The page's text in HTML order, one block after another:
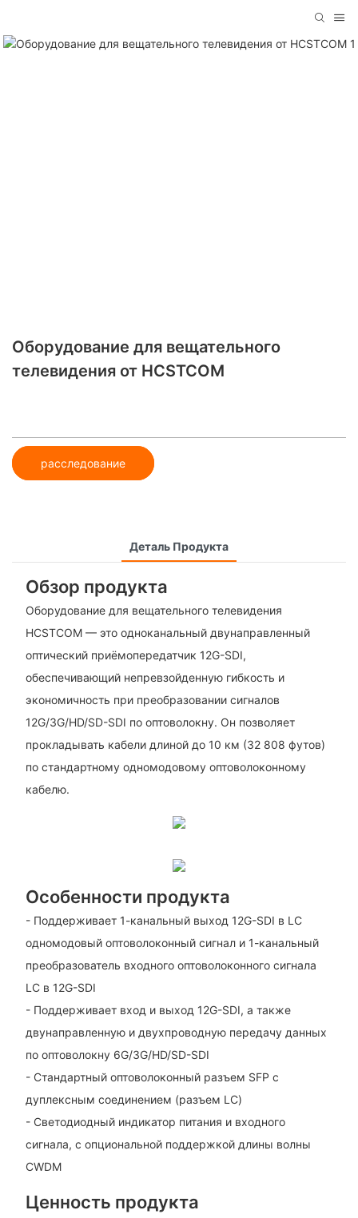
Оборудование для вещательного
телевидения от HCSTCOM
расследование
Деталь Продукта
Обзор продукта
Оборудование для вещательного телевидения
HCSTCOM — это одноканальный двунаправленный
оптический приёмопередатчик 12G-SDI,
обеспечивающий непревзойденную гибкость и
экономичность при преобразовании сигналов
12G/3G/HD/SD-SDI по оптоволокну. Он позволяет
прокладывать кабели длиной до 10 км (32 808 футов)
по стандартному одномодовому оптоволоконному
кабелю.
Особенности продукта
- Поддерживает 1-канальный выход 12G-SDI в LC
одномодовый оптоволоконный сигнал и 1-канальный
преобразователь входного оптоволоконного сигнала
LC в 12G-SDI
- Поддерживает вход и выход 12G-SDI, а также
двунаправленную и двухпроводную передачу данных
по оптоволокну 6G/3G/HD/SD-SDI
- Стандартный оптоволоконный разъем SFP с
дуплексным соединением (разъем LC)
- Светодиодный индикатор питания и входного
сигнала, с опциональной поддержкой длины волны
CWDM
Ценность продукта